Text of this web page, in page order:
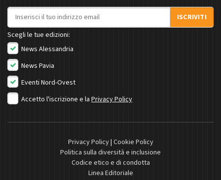
Indirizzo email
ISCRIVITI
Scegli le tue edizioni:
News Alessandria
News Pavia
Eventi Nord-Ovest
Accetto l'iscrizione e la Privacy Policy
Privacy Policy| Cookie Policy
Politica sulla diversità e inclusione
Codice etico e di condotta
Linea Editoriale